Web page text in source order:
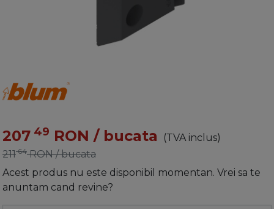
207 49 RON / bucata
(TVA inclus)
21164 RON / bucata
Acest produs nu este disponibil momentan. Vrei sa te
anuntam cand revine?